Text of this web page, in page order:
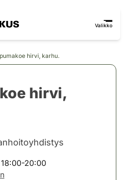
Valikko
hirvi, karhu.
hirvi,
20:00